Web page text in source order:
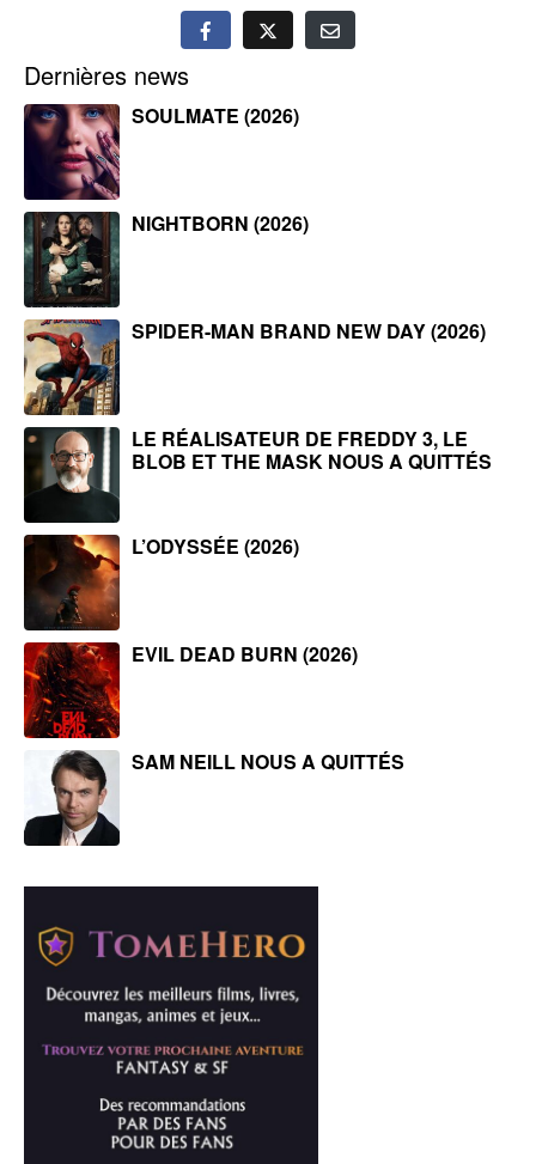
Dernières news
SOULMATE (2026)
NIGHTBORN (2026)
SPIDER-MAN BRAND NEW DAY (2026)
LE RÉALISATEUR DE FREDDY 3, LE
BLOB ET THE MASK NOUS A QUITTÉS
L’ODYSSÉE (2026)
EVIL DEAD BURN (2026)
SAM NEILL NOUS A QUITTÉS